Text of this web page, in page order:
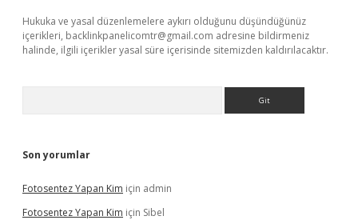
Hukuka ve yasal düzenlemelere aykırı olduğunu düşündüğünüz
içerikleri, backlinkpanelicomtr@gmail.com adresine bildirmeniz
halinde, ilgili içerikler yasal süre içerisinde sitemizden kaldırılacaktır.
Son yorumlar
Fotosentez Yapan Kim için admin
Fotosentez Yapan Kim için Sibel